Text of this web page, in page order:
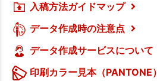
入稿方法ガイドマップ
データ作成時の注意点
データ作成サービスについて
印刷カラー見本（PANTONE）